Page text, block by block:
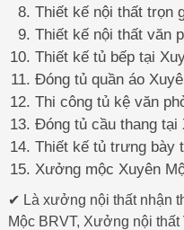
Thiết kế nội thất trọn
Thiết kế nội thất văn
Thiết kế tủ bếp tại
Đóng tủ quần áo
Thi công tủ kệ văn
Đóng tủ cầu thang tại
Thiết kế tủ trưng bày
Xưởng mộc Xuyên
✔ Là xưởng nội thất nhận
Mộc BRVT, Xưởng nội